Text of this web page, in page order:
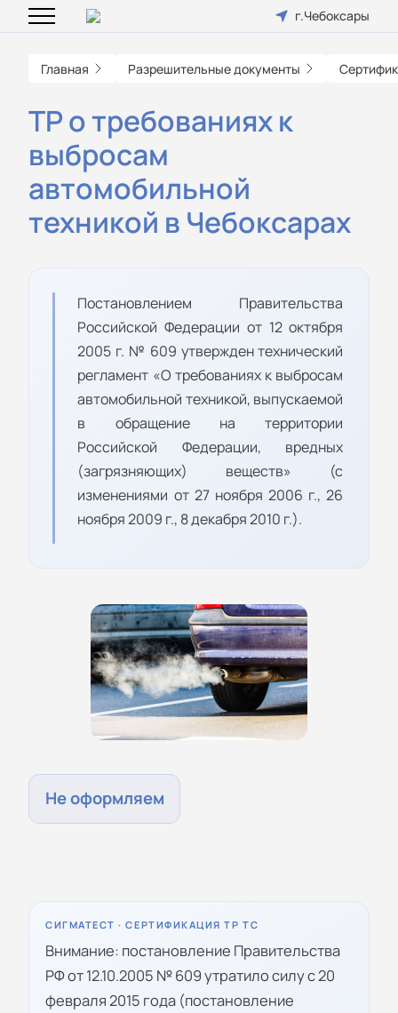
г.Чебоксары
Главная Разрешительные документы
ТР о требованиях к
выбросам
автомобильной
техникой в Чебоксарах
Постановлением Правительства
Российской Федерации от 12 октября
2005 г. № 609 утвержден технический
регламент «О требованиях к выбросам
автомобильной техникой, выпускаемой
в обращение на территории
Российской Федерации, вредных
(загрязняющих) веществ» (с
изменениями от 27 ноября 2006 г., 26
ноября 2009 г., 8 декабря 2010 г.).
Не оформляем
СИГМАТЕСТ · СЕРТИФИКАЦИЯ ТР ТС
Внимание: постановление Правительства
РФ от 12.10.2005 № 609 утратило силу с 20
февраля 2015 года (постановление